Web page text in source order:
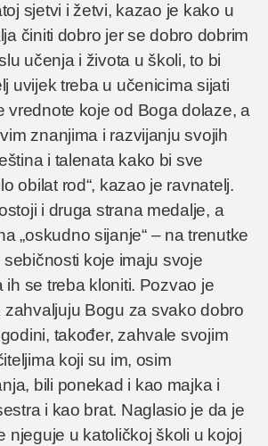
sjetvi i žetvi, kazao je kako u
činiti dobro jer se dobro dobrim
učenja i života u školi, to bi
uvijek treba u učenicima sijati
vrednote koje od Boga dolaze, a
znanjima i razvijanju svojih
i talenata kako bi sve
obilat rod“, kazao je ravnatelj.
i druga strana medalje, a
„oskudno sijanje“ – na trenutke
sebičnosti koje imaju svoje
ih se treba kloniti. Pozvao je
Bogu za svako dobro
također, zahvale svojim
koji su im, osim
bili ponekad i kao majka i
i kao brat. Naglasio je da je
njeguje u katoličkoj školi u kojoj